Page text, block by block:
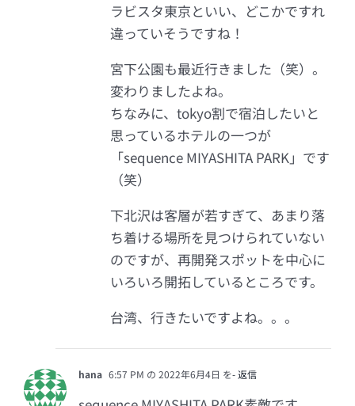
ラビスタ東京といい、どこかですれ
違っていそうですね！
宮下公園も最近行きました（笑）。
変わりましたよね。
ちなみに、tokyo割で宿泊したいと
思っているホテルの一つが
「sequence MIYASHITA PARK」です
（笑）
下北沢は客層が若すぎて、あまり落
ち着ける場所を見つけられていない
のですが、再開発スポットを中心に
いろいろ開拓しているところです。
台湾、行きたいですよね。。。
hana 6:57 PM の 2022年6月4日 を- 返信